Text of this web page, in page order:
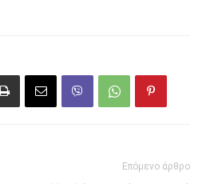
Επόμενο άρθρο